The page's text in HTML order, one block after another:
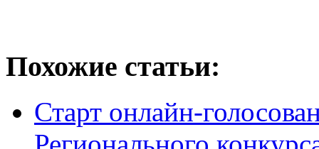
Похожие статьи:
Старт онлайн-